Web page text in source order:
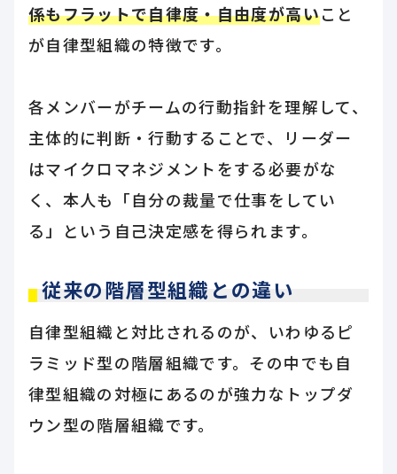
係もフラットで自律度・自由度が高いこと
が自律型組織の特徴です。
各メンバーがチームの行動指針を理解して、
主体的に判断・行動することで、リーダー
はマイクロマネジメントをする必要がな
く、本人も「自分の裁量で仕事をしてい
る」という自己決定感を得られます。
従来の階層型組織との違い
自律型組織と対比されるのが、いわゆるピ
ラミッド型の階層組織です。その中でも自
律型組織の対極にあるのが強力なトップダ
ウン型の階層組織です。